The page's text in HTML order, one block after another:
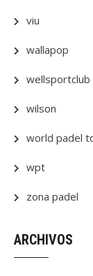
viu
wallapop
wellsportclub
wilson
world padel
wpt
zona padel
ARCHIVOS